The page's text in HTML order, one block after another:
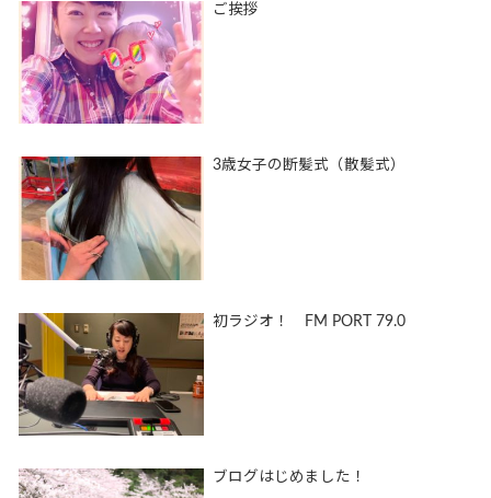
ご挨拶
3歳女子の断髪式（散髪式）
初ラジオ！ FM PORT 79.0
ブログはじめました！